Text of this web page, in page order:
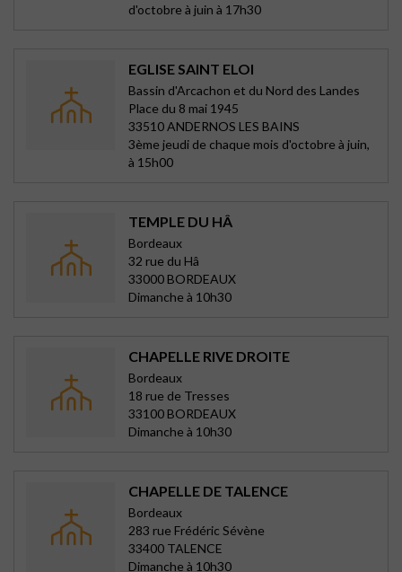
d'octobre à juin à 17h30
EGLISE SAINT ELOI
Bassin d'Arcachon et du Nord des Landes
Place du 8 mai 1945
33510 ANDERNOS LES BAINS
3ème jeudi de chaque mois d'octobre à juin,
à 15h00
TEMPLE DU HÂ
Bordeaux
32 rue du Hâ
33000 BORDEAUX
Dimanche à 10h30
CHAPELLE RIVE DROITE
Bordeaux
18 rue de Tresses
33100 BORDEAUX
Dimanche à 10h30
CHAPELLE DE TALENCE
Bordeaux
283 rue Frédéric Sévène
33400 TALENCE
Dimanche à 10h30